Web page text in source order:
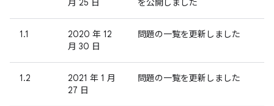
月 25 日
を公開しました
1.1
2020 年 12
月 30 日
問題の一覧を更新しました
1.2
2021 年 1 月
27 日
問題の一覧を更新しました